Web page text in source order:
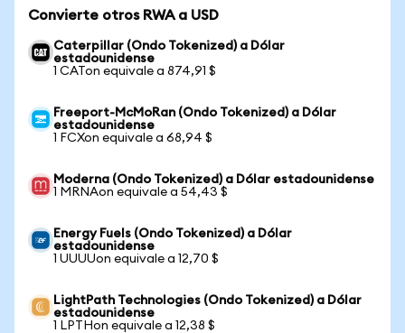
Convierte otros RWA a USD
Caterpillar (Ondo Tokenized) a Dólar
estadounidense
1 CATon equivale a 874,91 $
Freeport-McMoRan (Ondo Tokenized) a Dólar
estadounidense
1 FCXon equivale a 68,94 $
Moderna (Ondo Tokenized) a Dólar estadounidense
1 MRNAon equivale a 54,43 $
Energy Fuels (Ondo Tokenized) a Dólar
estadounidense
1 UUUUon equivale a 12,70 $
LightPath Technologies (Ondo Tokenized) a Dólar
estadounidense
1 LPTHon equivale a 12,38 $